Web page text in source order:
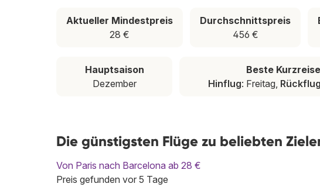
Aktueller Mindestpreis
28 €
Durchschnittspreis
456 €
Hauptsaison
Dezember
Beste Kurzreise
Hinflug: Freitag, Rückflug
Die günstigsten Flüge zu beliebten
Von Paris nach Barcelona ab 28 €
Preis gefunden vor 5 Tage